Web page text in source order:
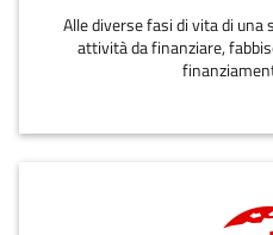
Alle diverse fasi di vita di
attività da finanziare,